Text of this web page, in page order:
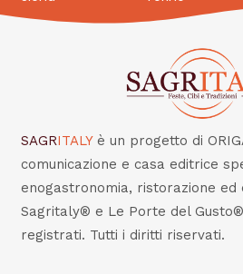
SAGRITALY è un progetto di
comunicazione e casa editrice
enogastronomia, ristorazione ed
Sagritaly® e Le Porte del
registrati. Tutti i diritti riservati.